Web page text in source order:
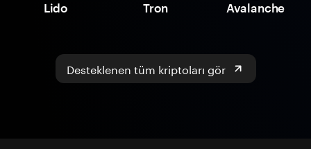
Lido Tron Avalanche
Desteklenen tüm kriptoları gör